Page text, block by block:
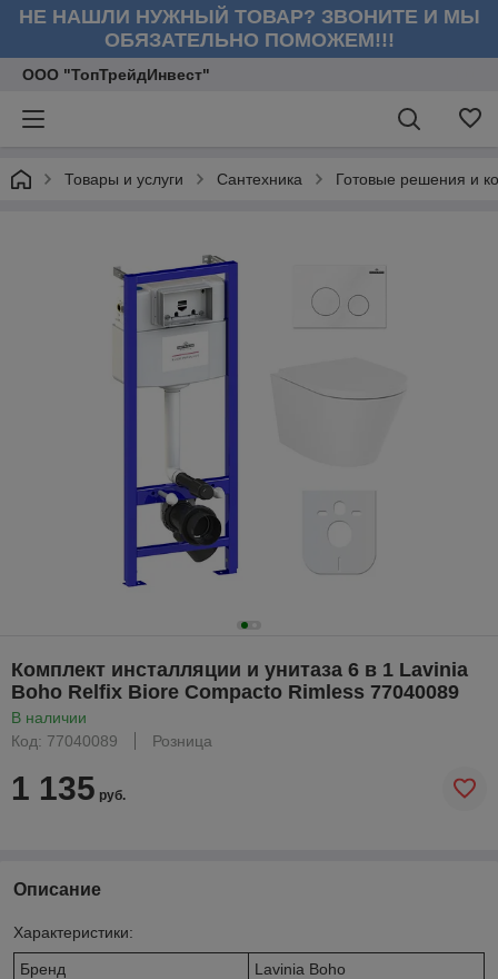
НЕ НАШЛИ НУЖНЫЙ ТОВАР? ЗВОНИТЕ И МЫ
ОБЯЗАТЕЛЬНО ПОМОЖЕМ!!!
ООО "ТопТрейдИнвест"
Товары и услуги Сантехника Готовые решения и
Комплект инсталляции и унитаза 6 в 1 Lavinia
Boho Relfix Biore Compacto Rimless 77040089
В наличии
Код: 77040089
Розница
1 135 руб.
Описание
Характеристики:
Бренд
Lavinia Boho